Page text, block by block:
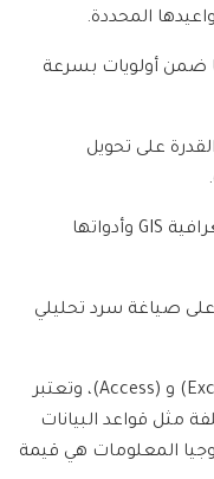
المحددة.
ضمن أولويات بسرعة
على تحويل
GIS وأدواتها
على صياغة سرد تحليلي
) و (Access)، وتعتبر
مثل قواعد البيانات
المعلومات هي قيمة